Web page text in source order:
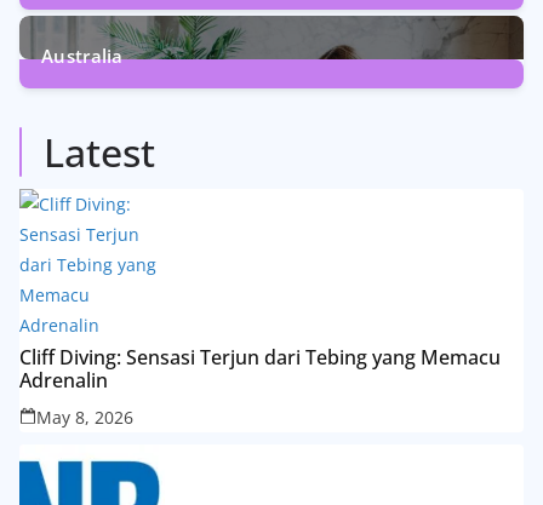
5Posts
Australia
Latest
Cliff Diving: Sensasi Terjun dari Tebing yang Memacu
Adrenalin
May 8, 2026